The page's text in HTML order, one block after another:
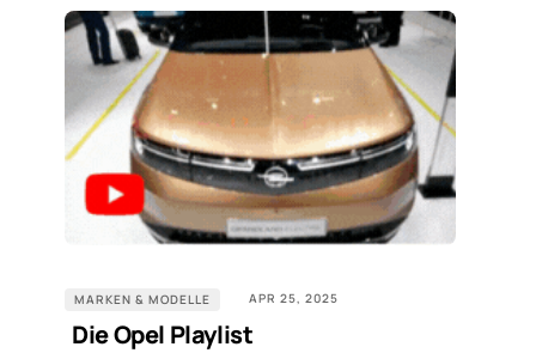
MARKEN & MODELLE APR 25, 2025
Die Opel Playlist